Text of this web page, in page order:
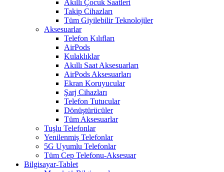
Akıllı Çocuk Saatleri
Takip Cihazları
Tüm Giyilebilir Teknolojiler
Aksesuarlar
Telefon Kılıfları
AirPods
Kulaklıklar
Akıllı Saat Aksesuarları
AirPods Aksesuarları
Ekran Koruyucular
Şarj Cihazları
Telefon Tutucular
Dönüştürücüler
Tüm Aksesuarlar
Tuşlu Telefonlar
Yenilenmiş Telefonlar
5G Uyumlu Telefonlar
Tüm Cep Telefonu-Aksesuar
Bilgisayar-Tablet